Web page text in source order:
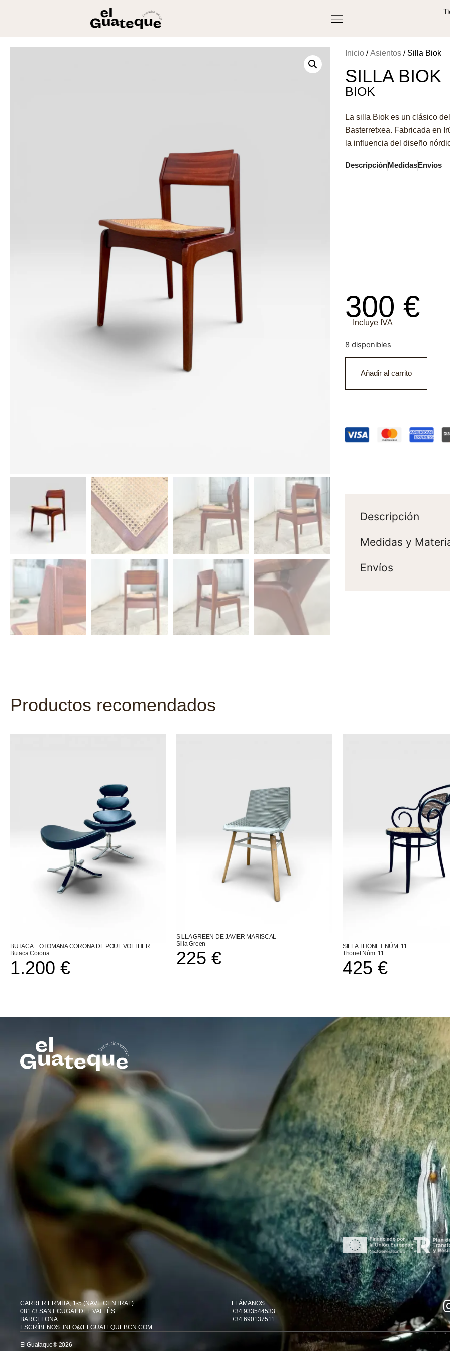
Inicio /Asientos / Silla Biok
SILLA BIOK
BIOK
La silla Biok es un clásico
Basterretxea. Fabricada en
la influencia del diseño
DescripciónMedidasEnvíos
300 €
Incluye IVA
8 disponibles
Añadir al carrito
Descripción
Medidas y
Envíos
Productos recomendados
BUTACA + OTOMANA CORONA DE POUL VOLTHER
Butaca Corona
1.200 €
SILLA GREEN DE JAVIER MARISCAL
Silla Green
225 €
SILLA THONET NÚM. 11
Thonet Núm. 11
425 €
CARRER ERMITA, 1-5 (NAVE CENTRAL)
08173 SANT CUGAT DEL VALLÈS
BARCELONA
ESCRÍBENOS: INFO@ELGUATEQUEBCN.COM
LLÁMANOS:
+34 933544533
+34 690137511
El Guataque® 2026